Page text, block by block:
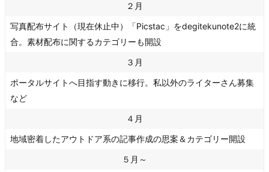
２月
写真配布サイト（現在休止中）「Picstac」をdegitekunote2に統
合。素材配布に関するカテゴリーも開設
３月
ポータルサイトへ目指す動きに移行。私以外のライターさん募集
など
４月
地域密着したアウトドア系の記事作成の思案＆カテゴリー開設
５月～